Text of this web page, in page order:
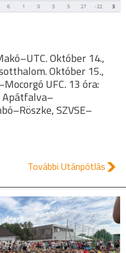
Október 14.,
Október 15.,
UFC. 13 óra:
Apátfalva–
SZVSE–
További Utánpótlás